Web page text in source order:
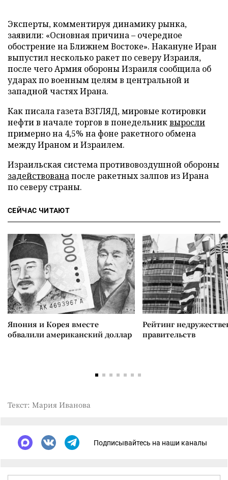
Эксперты, комментируя динамику рынка,
заявили: «Основная причина – очередное
обострение на Ближнем Востоке». Накануне Иран
выпустил несколько ракет по северу Израиля,
после чего Армия обороны Израиля сообщила об
ударах по военным целям в центральной и
западной частях Ирана.
Как писала газета ВЗГЛЯД, мировые котировки
нефти в начале торгов в понедельниквыросли
примерно на 4,5% на фоне ракетного обмена
между Ираном и Израилем.
Израильская система противовоздушной обороны
задействованапосле ракетных залпов из Ирана
по северу страны.
СЕЙЧАС ЧИТАЮТ
Япония и Корея вместе
обвалили американский доллар
Рейтинг
правительств
Текст: Мария Иванова
Подписывайтесь на наши каналы